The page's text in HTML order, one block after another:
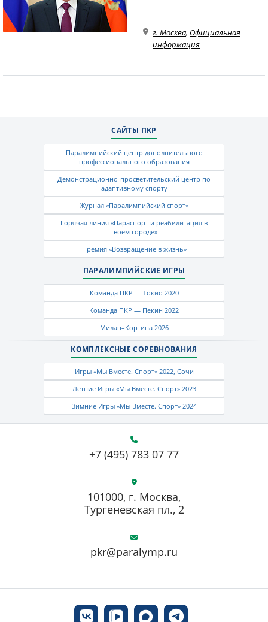
г. Москва, Официальная
информация
САЙТЫ ПКР
Паралимпийский центр дополнительного
профессионального образования
Демонстрационно-просветительский центр по
адаптивному спорту
Журнал «Паралимпийский спорт»
Горячая линия «Параспорт и реабилитация в
твоем городе»
Премия «Возвращение в жизнь»
ПАРАЛИМПИЙСКИЕ ИГРЫ
Команда ПКР — Токио 2020
Команда ПКР — Пекин 2022
Милан–Кортина 2026
КОМПЛЕКСНЫЕ СОРЕВНОВАНИЯ
Игры «Мы Вместе. Спорт» 2022, Сочи
Летние Игры «Мы Вместе. Спорт» 2023
Зимние Игры «Мы Вместе. Спорт» 2024
+7 (495) 783 07 77
pkr@paralymp.ru
101000, г. Москва,
Тургеневская пл., 2